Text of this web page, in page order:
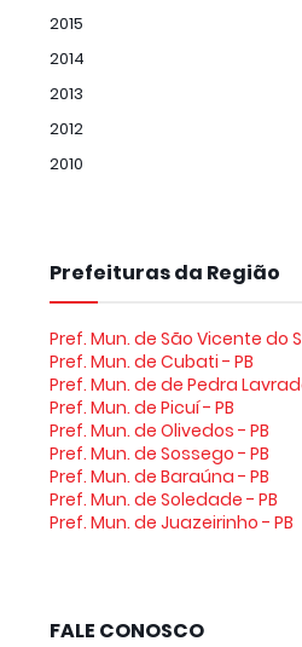
2015
2014
2013
2012
2010
Prefeituras da Região
Pref. Mun. de São Vicente do
Pref. Mun. de Cubati - PB
Pref. Mun. de de Pedra
Pref. Mun. de Picuí - PB
Pref. Mun. de Olivedos - PB
Pref. Mun. de Sossego - PB
Pref. Mun. de Baraúna - PB
Pref. Mun. de Soledade - PB
Pref. Mun. de Juazeirinho - PB
FALE CONOSCO